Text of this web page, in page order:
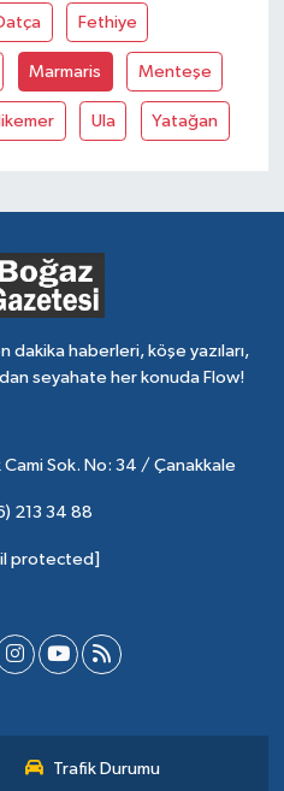
Fethiye
Marmaris Menteşe
Ula Yatağan
dakika haberleri, köşe yazıları,
seyahate her konuda Flow!
Cami Sok. No: 34 / Çanakkale
213 34 88
protected]
Trafik Durumu